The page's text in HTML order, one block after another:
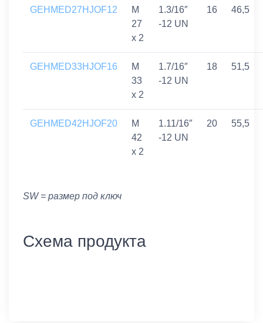
GEHMED27HJOF12
M
27
x 2
1.3/16″
-12 UN
16 46,5
GEHMED33HJOF16
M
33
x 2
1.7/16″
-12 UN
18 51,5
GEHMED42HJOF20
M
42
x 2
1.11/16″
-12 UN
20 55,5
SW = размер под ключ
Схема продукта